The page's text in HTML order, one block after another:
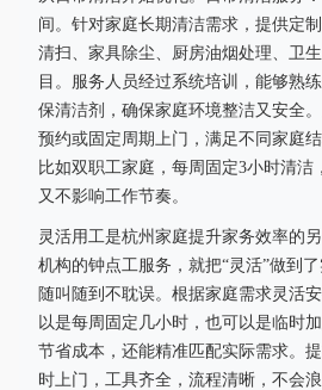
间。针对家庭长期清洁需求，提供定
清扫、家具除尘、厨房油烟处理、卫
目。服务人员经过系统培训，能够熟
保清洁剂，确保家庭环境整洁又安全
预约或固定周期上门，满足不同家庭
比如双职工家庭，每周固定3小时清洁
又不影响工作节奏。
灵活用工是杭州家庭提升家务效率的
机构的钟点工服务，就把“灵活”做到
随叫随到不耽误。根据家庭需求灵活
以是每周固定几小时，也可以是临时
节省成本，还能精准匹配实际需求。
时上门，工具齐全，流程清晰，不会